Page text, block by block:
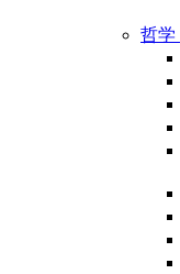
哲学